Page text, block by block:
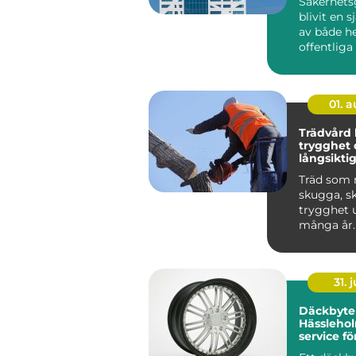
blivit en
av både
offentliga
01.
Trädvård kunskap,
trygghet
Träd som
skugga,
trygghet
många
kan ...
31.
service